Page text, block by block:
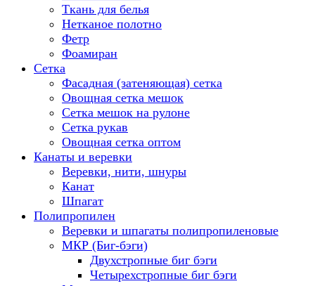
Ткань для белья
Нетканое полотно
Фетр
Фоамиран
Сетка
Фасадная (затеняющая) сетка
Овощная сетка мешок
Сетка мешок на рулоне
Сетка рукав
Овощная сетка оптом
Канаты и веревки
Веревки, нити, шнуры
Канат
Шпагат
Полипропилен
Веревки и шпагаты полипропиленовые
МКР (Биг-бэги)
Двухстропные биг бэги
Четырехстропные биг бэги